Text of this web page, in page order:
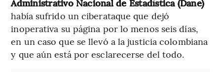
Administrativo Nacional de Estadística (Dane)
había sufrido un ciberataque que dejó
inoperativa su página por lo menos seis días,
en un caso que se llevó a la justicia colombiana
y que aún está por esclarecerse del todo.